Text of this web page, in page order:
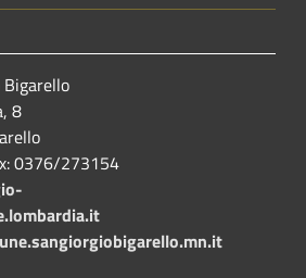
Bigarello
8
0376/273154